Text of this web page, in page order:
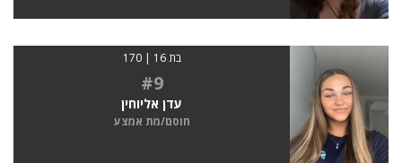
בת 16 | 170
#9
עדן אליוחין
חוסם/מת אמצע